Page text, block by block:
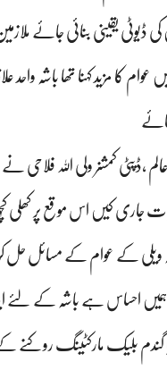
ڈیوٹی یقینی بنائی جائے
کا مزید کہنا تھا باشہ واحد
عالم ،ڈپٹی کمشنر ولی اللہ
جاری کیں اس موقع پر
ویلی کے عوام کے مسائل حل
احساس ہے باشہ کے لئے
گندم بلیک مارکٹینگ